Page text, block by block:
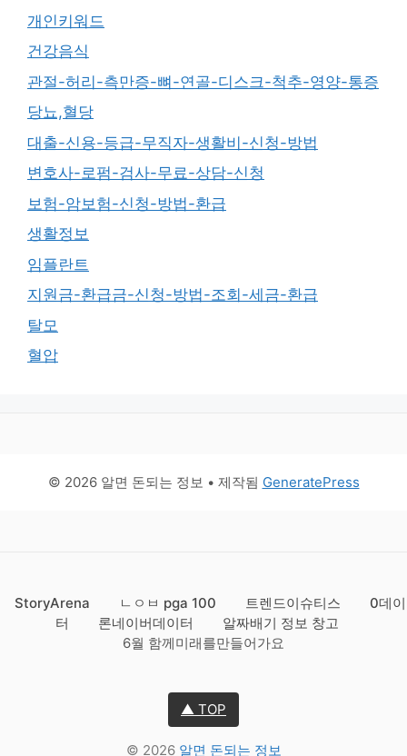
개인키워드
건강음식
관절-허리-측만증-뼈-연골-디스크-척추-영양-통증
당뇨,혈당
대출-신용-등급-무직자-생활비-신청-방법
변호사-로펌-검사-무료-상담-신청
보험-암보험-신청-방법-환급
생활정보
임플란트
지원금-환급금-신청-방법-조회-세금-환급
탈모
혈압
© 2026 알면 돈되는 정보 • 제작됨 GeneratePress
StoryArena ㄴㅇㅂ pga 100 트렌드이슈티스
0데이
터
론네이버데이터
알짜배기 정보 창고
6월 함께미래를만들어가요
▲ TOP
© 2026 알면 돈되는 정보